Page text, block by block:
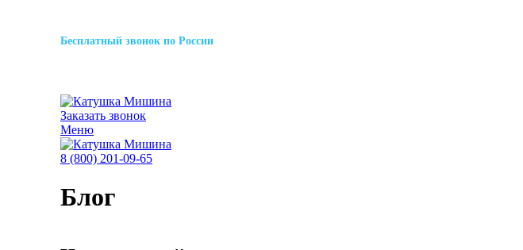
Бесплатный звонок по России
Заказать звонок
Меню
8 (800) 201-09-65
Блог